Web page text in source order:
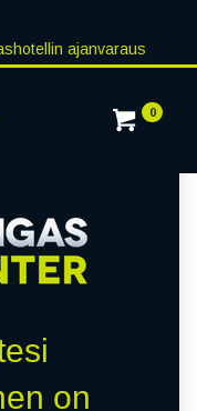
ajanvaraus
0
on